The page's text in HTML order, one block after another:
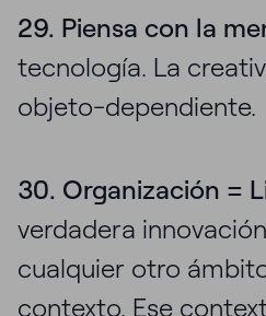
29. Piensa con la
tecnología. La
objeto-dependiente.
30. Organización =
verdadera
cualquier otro
contexto. Ese